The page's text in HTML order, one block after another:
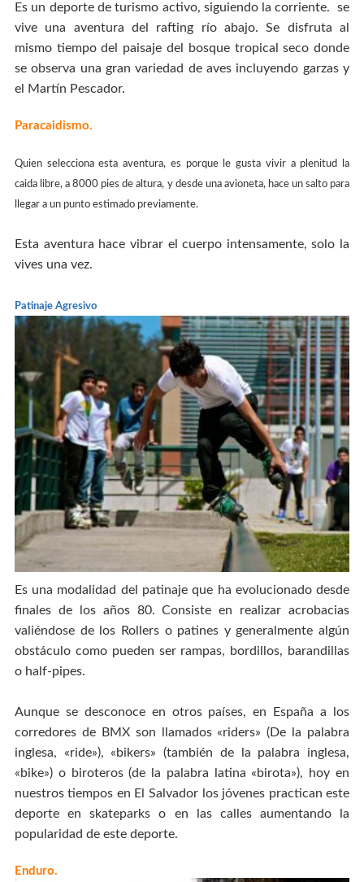
Es un deporte de turismo activo, siguiendo la corriente. se
vive una aventura del rafting río abajo. Se disfruta al
mismo tiempo del paisaje del bosque tropical seco donde
se observa una gran variedad de aves incluyendo garzas y
el Martín Pescador.
Paracaidismo.
Quien selecciona esta aventura, es porque le gusta vivir a plenitud la
caida libre, a 8000 pies de altura, y desde una avioneta, hace un salto para
llegar a un punto estimado previamente.
Esta aventura hace vibrar el cuerpo intensamente, solo la
vives una vez.
Patinaje Agresivo
Es una modalidad del patinaje que ha evolucionado desde
finales de los años 80. Consiste en realizar acrobacias
valiéndose de los Rollers o patines y generalmente algún
obstáculo como pueden ser rampas, bordillos, barandillas
o half-pipes.
Aunque se desconoce en otros países, en España a los
corredores de BMX son llamados «riders» (De la palabra
inglesa, «ride»), «bikers» (también de la palabra inglesa,
«bike») o biroteros (de la palabra latina «birota»), hoy en
nuestros tiempos en El Salvador los jóvenes practican este
deporte en skateparks o en las calles aumentando la
popularidad de este deporte.
Enduro.